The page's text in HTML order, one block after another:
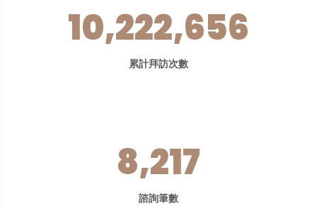
10,222,656
累計拜訪次數
8,217
諮詢筆數